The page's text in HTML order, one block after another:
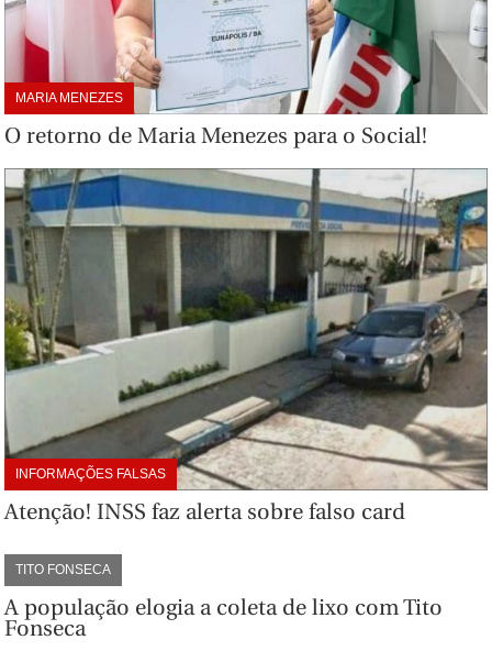
MARIA MENEZES
O retorno de Maria Menezes para o Social!
INFORMAÇÕES FALSAS
Atenção! INSS faz alerta sobre falso card
TITO FONSECA
A população elogia a coleta de lixo com Tito
Fonseca